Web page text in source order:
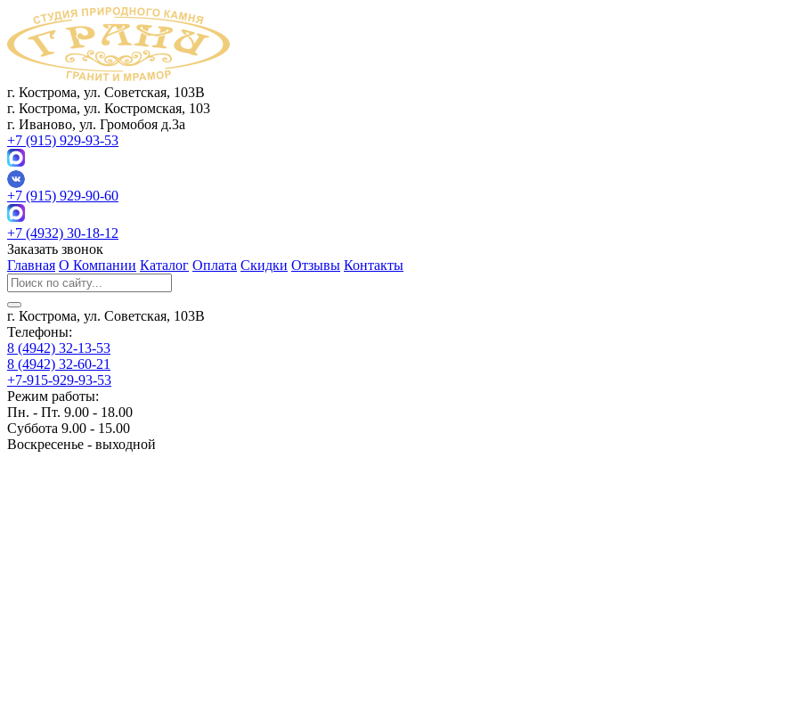
г. Кострома, ул. Советская, 103В
г. Кострома, ул. Костромская, 103
г. Иваново, ул. Громобоя д.3а
+7 (915) 929-93-53
+7 (915) 929-90-60
+7 (4932) 30-18-12
Заказать звонок
Главная О Компании Каталог Оплата Скидки Отзывы Контакты
г. Кострома, ул. Советская, 103В
Телефоны:
8 (4942) 32-13-53
8 (4942) 32-60-21
+7-915-929-93-53
Режим работы:
Пн. - Пт. 9.00 - 18.00
Суббота 9.00 - 15.00
Воскресенье - выходной